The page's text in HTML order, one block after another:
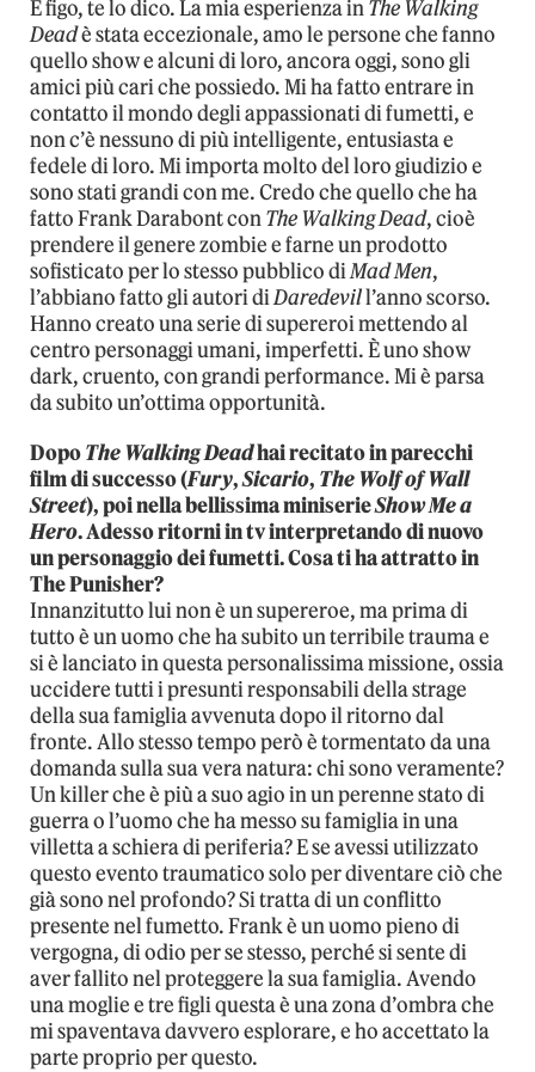
È figo, te lo dico. La mia esperienza inThe Walking
Deadè stata eccezionale, amo le persone che fanno
quello show e alcuni di loro, ancora oggi, sono gli
amici più cari che possiedo. Mi ha fatto entrare in
contatto il mondo degli appassionati di fumetti, e
non c’è nessuno di più intelligente, entusiasta e
fedele di loro. Mi importa molto del loro giudizio e
sono stati grandi con me. Credo che quello che ha
fatto Frank Darabont conThe Walking Dead, cioè
prendere il genere zombie e farne un prodotto
sofisticato per lo stesso pubblico diMad Men,
l’abbiano fatto gli autori diDaredevill’anno scorso.
Hanno creato una serie di supereroi mettendo al
centro personaggi umani, imperfetti. È uno show
dark, cruento, con grandi performance. Mi è parsa
da subito un’ottima opportunità.
DopoThe Walking Deadhai recitato in parecchi
film di successo (Fury,Sicario, The Wolf of Wall
Street), poi nella bellissima miniserieShow Me a
Hero. Adesso ritorni in tv interpretando di nuovo
un personaggio dei fumetti. Cosa ti ha attratto in
The Punisher?
Innanzitutto lui non è un supereroe, ma prima di
tutto è un uomo che ha subito un terribile trauma e
si è lanciato in questa personalissima missione, ossia
uccidere tutti i presunti responsabili della strage
della sua famiglia avvenuta dopo il ritorno dal
fronte. Allo stesso tempo però è tormentato da una
domanda sulla sua vera natura: chi sono veramente?
Un killer che è più a suo agio in un perenne stato di
guerra o l’uomo che ha messo su famiglia in una
villetta a schiera di periferia? E se avessi utilizzato
questo evento traumatico solo per diventare ciò che
già sono nel profondo? Si tratta di un conflitto
presente nel fumetto. Frank è un uomo pieno di
vergogna, di odio per se stesso, perché si sente di
aver fallito nel proteggere la sua famiglia. Avendo
una moglie e tre figli questa è una zona d’ombra che
mi spaventava davvero esplorare, e ho accettato la
parte proprio per questo.